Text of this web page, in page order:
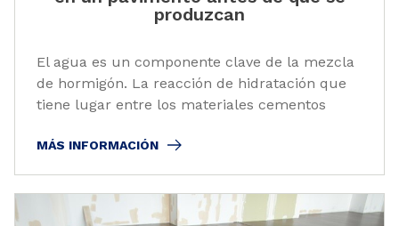
produzcan
El agua es un componente clave de la mezcla
de hormigón. La reacción de hidratación que
tiene lugar entre los materiales cementos
MÁS INFORMACIÓN